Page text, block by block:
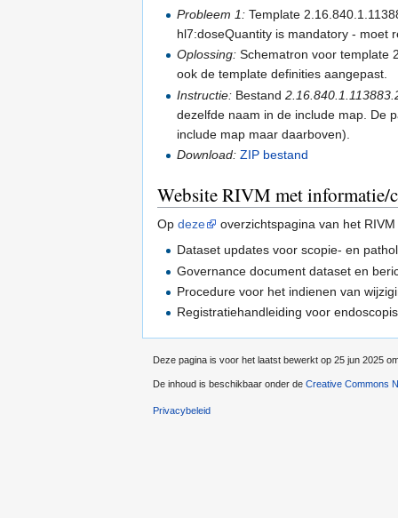
Probleem 1: Template
hl7:doseQuantity is mandatory - moet
Oplossing: Schematron voor template
ook de template definities aangepast.
Instructie: Bestand
dezelfde naam in de include map. De
include map maar daarboven).
Download: ZIP bestand
Website RIVM met informatie/
Op deze
overzichtspagina van het
Dataset updates voor scopie- en
Governance document dataset en
Procedure voor het indienen van
Registratiehandleiding voor
Deze pagina is voor het laatst bewerkt op 25 jun 2025
De inhoud is beschikbaar onder de Creative Commons
Privacybeleid